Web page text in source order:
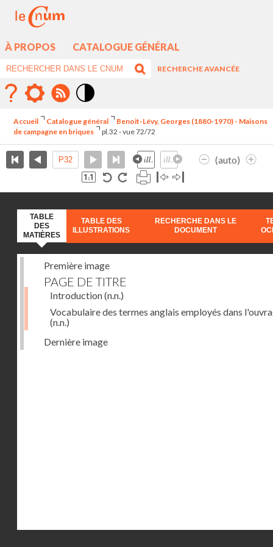
À PROPOS CATALOGUE GÉNÉRAL
RECHERCHE AVANCÉE
élévé
Accueil Catalogue général
Benoit-Lévy, Georges (1880-1970) - Maisons
de campagne en briques
pl.32 - vue 72/72
(auto)
TABLE
DES
MATIÈRES
TABLE DES
ILLUSTRATIONS
RECHERCHE DANS LE
DOCUMENT
Première image
PAGE DE TITRE
Introduction(n.n.)
Vocabulaire des termes anglais employés dans
(n.n.)
Dernière image